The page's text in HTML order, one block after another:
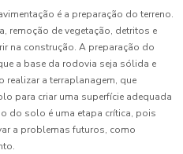
é a preparação do terreno.
remoção de vegetação, detritos e
na construção. A preparação do
a base da rodovia seja sólida e
realizar a terraplanagem, que
para criar uma superfície adequada
do solo é uma etapa crítica, pois
a problemas futuros, como